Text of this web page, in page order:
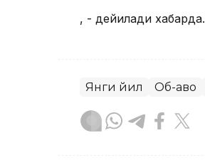
, - дейилади хабарда.
Янги йил Об-ҳаво